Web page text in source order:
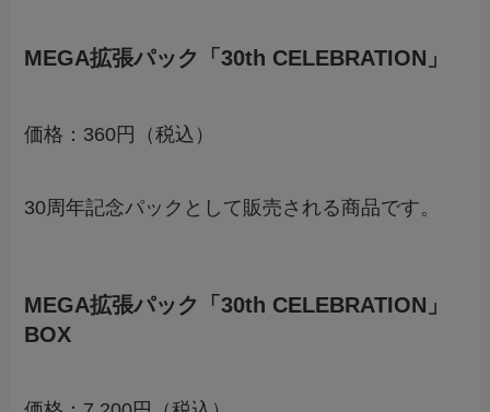
MEGA拡張パック「30th CELEBRATION」
価格：360円（税込）
30周年記念パックとして販売される商品です。
MEGA拡張パック「30th CELEBRATION」
BOX